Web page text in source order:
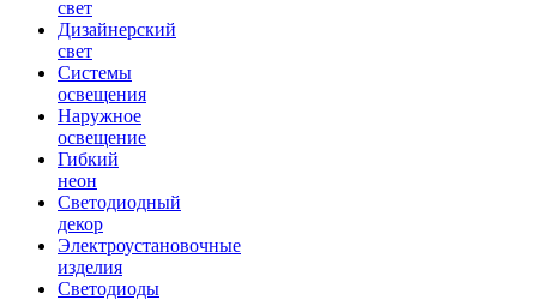
свет
Дизайнерский
свет
Системы
освещения
Наружное
освещение
Гибкий
неон
Светодиодный
декор
Электроустановочные
изделия
Светодиоды